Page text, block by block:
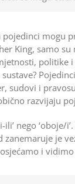
mogu
King, samo
politike
sudovi i
razvijaju
ili’ nego
je
i